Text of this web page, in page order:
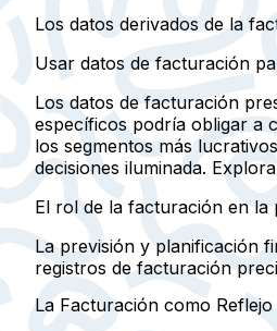
Los datos derivados de la
Usar datos de facturación
Los datos de facturación
específicos podría obligar a
los segmentos más
decisiones iluminada.
El rol de la facturación en
La previsión y planificación
registros de facturación
La Facturación como